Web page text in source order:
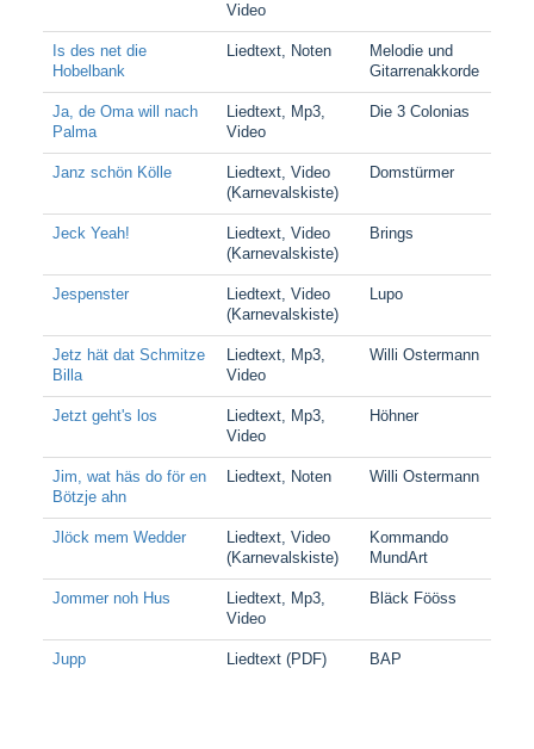
Video
Is des net die
Hobelbank
Liedtext, Noten
Melodie und
Gitarrenakkorde
Ja, de Oma will nach
Palma
Liedtext, Mp3,
Video
Die 3 Colonias
Janz schön Kölle
Liedtext, Video
(Karnevalskiste)
Domstürmer
Jeck Yeah!
Liedtext, Video
(Karnevalskiste)
Brings
Jespenster
Liedtext, Video
(Karnevalskiste)
Lupo
Jetz hät dat Schmitze
Billa
Liedtext, Mp3,
Video
Willi Ostermann
Jetzt geht's los
Liedtext, Mp3,
Video
Höhner
Jim, wat häs do för en
Bötzje ahn
Liedtext, Noten Willi Ostermann
Jlöck mem Wedder
Liedtext, Video
(Karnevalskiste)
Kommando
MundArt
Jommer noh Hus
Liedtext, Mp3,
Video
Bläck Fööss
Jupp Liedtext (PDF) BAP